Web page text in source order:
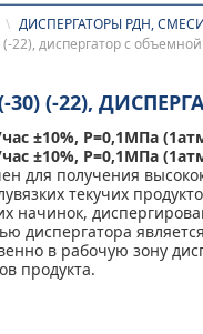
\ ДИСПЕРГАТОРЫ РДН,
(-22), диспергатор с
(-30) (-22),
±10%, Р=0,1МПа
±10%, Р=0,1МПа
для получения
текучих
начинок,
диспергатора
в рабочую зону
продукта.